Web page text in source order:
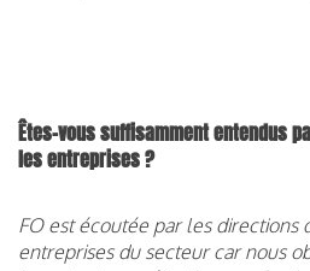
Êtes-vous suffisamment entendus
les entreprises ?
FO est écoutée par les directions
entreprises du secteur car nous